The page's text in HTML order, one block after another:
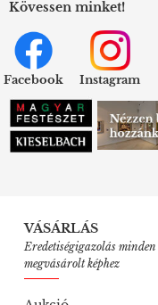
Kövessen minket!
Facebook Instagram
VÁSÁRLÁS
Eredetiségigazolás minden
megvásárolt képhez